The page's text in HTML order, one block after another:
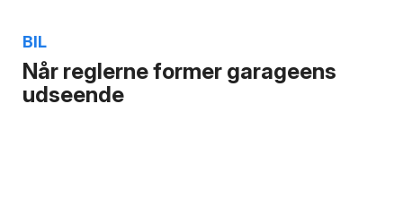
Når reglerne former garageens
udseende
BIL